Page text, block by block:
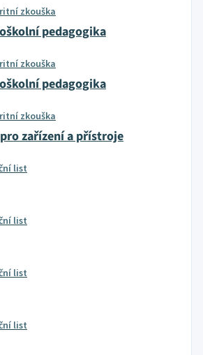
zkouška
pedagogika
zkouška
pedagogika
zkouška
zařízení a přístroje
list
list
list
list